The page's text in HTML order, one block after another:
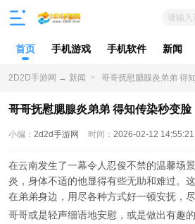
请输入
首页 手机游戏 手机软件 新闻
2D2D手游网 → 新闻 > 哥哥抚慰腮腺炎弟弟 得
哥哥抚慰腮腺炎弟弟 得知传染秒变脸
小编： 2d2d手游网 时间： 2026-02-12 14:55:21
在云南发生了一幕令人忍俊不禁的温馨场
炎，身体不适的他显得有些无助和难过。
在弟弟身边，用尽各种方式好一顿安抚，尽
哥哥或是轻声细语地安慰，或是做出有趣